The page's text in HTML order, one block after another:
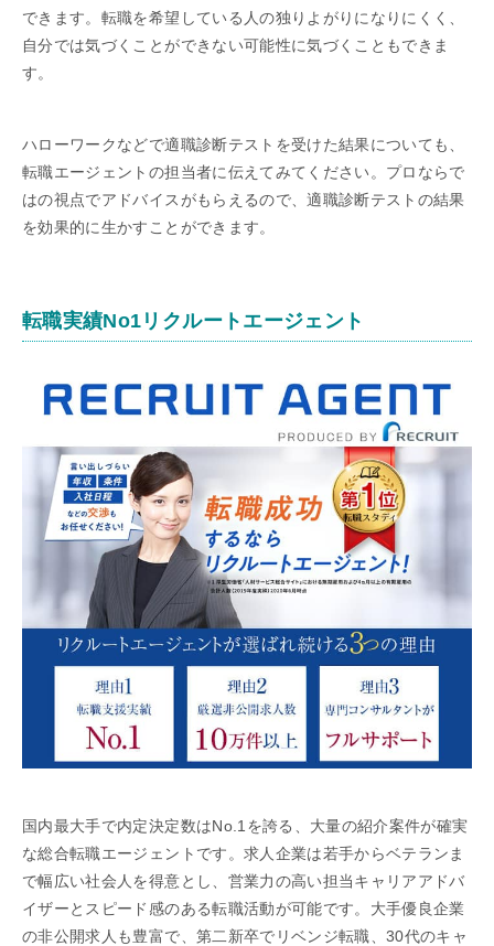
できます。転職を希望している人の独りよがりになりにくく、
自分では気づくことができない可能性に気づくこともできま
す。
ハローワークなどで適職診断テストを受けた結果についても、
転職エージェントの担当者に伝えてみてください。プロならで
はの視点でアドバイスがもらえるので、適職診断テストの結果
を効果的に生かすことができます。
転職実績No1リクルートエージェント
国内最大手で内定決定数はNo.1を誇る、大量の紹介案件が確実
な総合転職エージェントです。求人企業は若手からベテランま
で幅広い社会人を得意とし、営業力の高い担当キャリアアドバ
イザーとスピード感のある転職活動が可能です。大手優良企業
の非公開求人も豊富で、第二新卒でリベンジ転職、30代のキャ